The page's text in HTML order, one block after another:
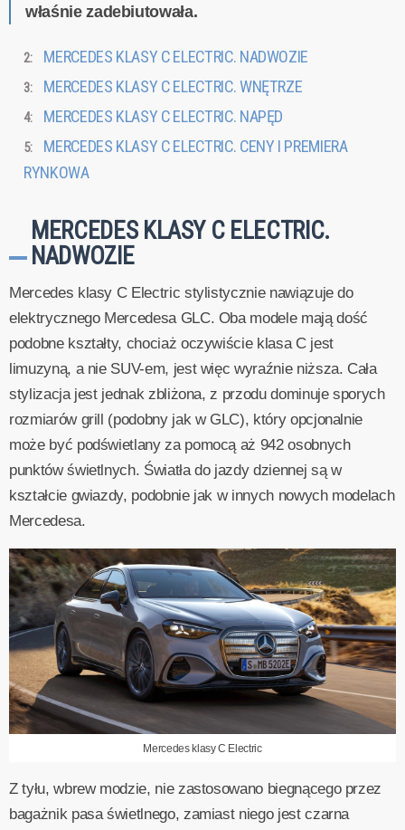
właśnie zadebiutowała.
MERCEDES KLASY C ELECTRIC. NADWOZIE
MERCEDES KLASY C ELECTRIC. WNĘTRZE
MERCEDES KLASY C ELECTRIC. NAPĘD
MERCEDES KLASY C ELECTRIC. CENY I PREMIERA
RYNKOWA
MERCEDES KLASY C ELECTRIC.
NADWOZIE
Mercedes klasy C Electric stylistycznie nawiązuje do
elektrycznego Mercedesa GLC. Oba modele mają dość
podobne kształty, chociaż oczywiście klasa C jest
limuzyną, a nie SUV-em, jest więc wyraźnie niższa. Cała
stylizacja jest jednak zbliżona, z przodu dominuje sporych
rozmiarów grill (podobny jak w GLC), który opcjonalnie
może być podświetlany za pomocą aż 942 osobnych
punktów świetlnych. Światła do jazdy dziennej są w
kształcie gwiazdy, podobnie jak w innych nowych modelach
Mercedesa.
Mercedes klasy C Electric
Z tyłu, wbrew modzie, nie zastosowano biegnącego przez
bagażnik pasa świetlnego, zamiast niego jest czarna